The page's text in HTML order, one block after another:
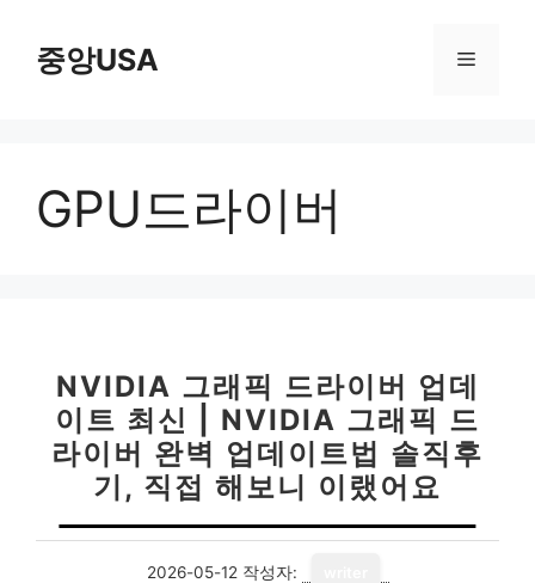
중앙USA 메
GPU드라이버
NVIDIA 그래픽 드라이버 업데
이트 최신 | NVIDIA 그래픽 드
라이버 완벽 업데이트법 솔직후
기, 직접 해보니 이랬어요
2026-05-12 작성자: